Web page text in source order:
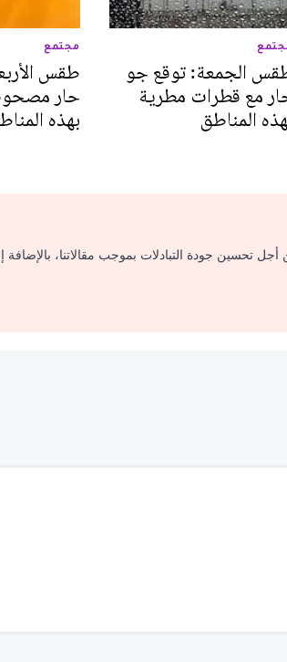
الجمعة: توقع جو
مع قطرات مطرية
المناطق
مجتمع
طقس
حار
بهذه
أجل تحسين جودة التبادلات بموجب مقالاتنا،